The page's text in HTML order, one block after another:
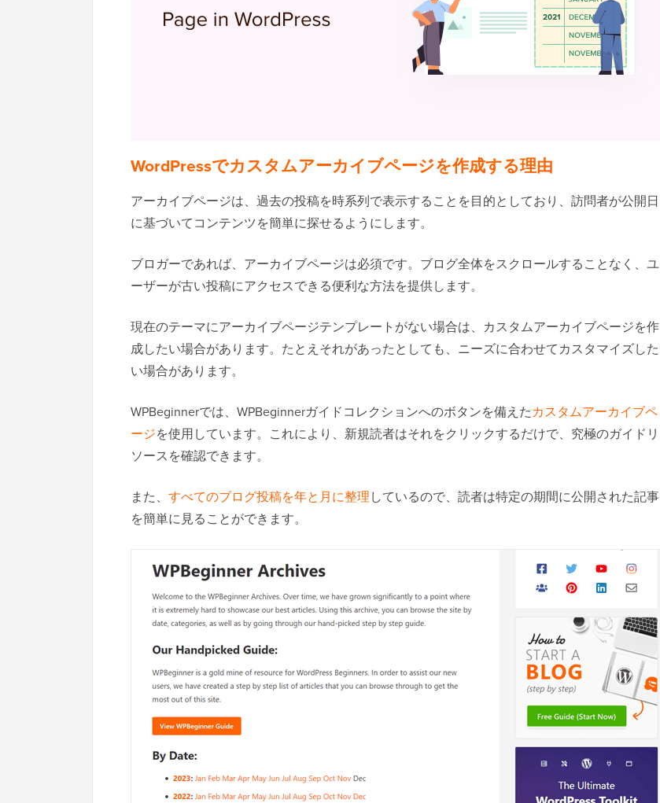
WordPressでカスタムアーカイブページを作成する理由
アーカイブページは、過去の投稿を時系列で表示することを目的としており、訪問者が公開日
に基づいてコンテンツを簡単に探せるようにします。
ブロガーであれば、アーカイブページは必須です。ブログ全体をスクロールすることなく、ユ
ーザーが古い投稿にアクセスできる便利な方法を提供します。
現在のテーマにアーカイブページテンプレートがない場合は、カスタムアーカイブページを作
成したい場合があります。たとえそれがあったとしても、ニーズに合わせてカスタマイズした
い場合があります。
WPBeginnerでは、WPBeginnerガイドコレクションへのボタンを備えたカスタムアーカイブペ
ージを使用しています。これにより、新規読者はそれをクリックするだけで、究極のガイドリ
ソースを確認できます。
また、 すべてのブログ投稿を年と月に整理しているので、読者は特定の期間に公開された記事
を簡単に見ることができます。